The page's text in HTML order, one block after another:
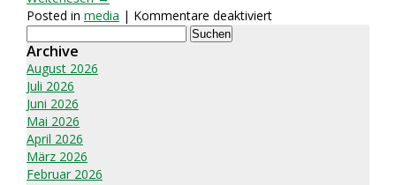
Posted in media | Kommentare deaktiviertfür
Suchen
nach:
Archive
August 2026
Juli 2026
Juni 2026
Mai 2026
April 2026
März 2026
Februar 2026